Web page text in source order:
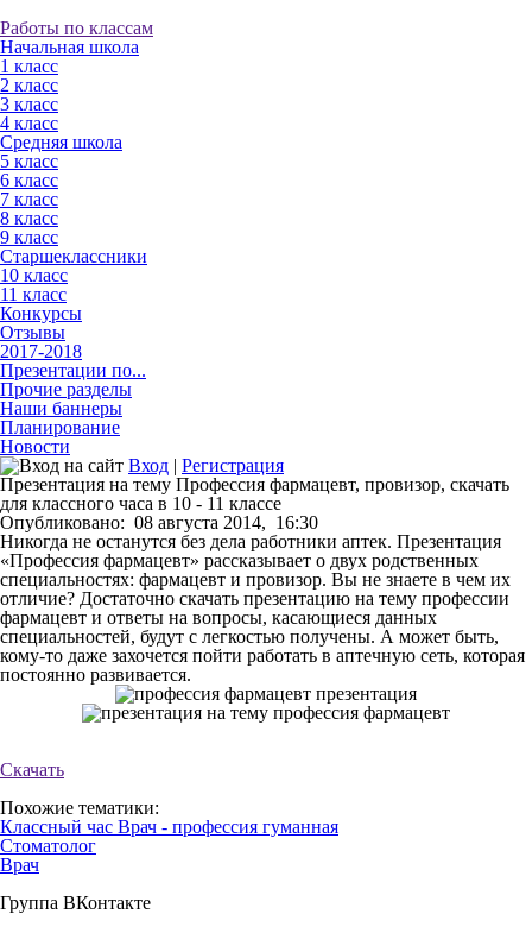
Работы по классам
Начальная школа
1 класс
2 класс
3 класс
4 класс
Средняя школа
5 класс
6 класс
7 класс
8 класс
9 класс
Старшеклассники
10 класс
11 класс
Конкурсы
Отзывы
2017-2018
Презентации по...
Прочие разделы
Наши баннеры
Планирование
Новости
Вход | Регистрация
Презентация на тему Профессия фармацевт, провизор, скачать
для классного часа в 10 - 11 классе
Опубликовано: 08 августа 2014, 16:30
Никогда не останутся без дела работники аптек. Презентация
«Профессия фармацевт» рассказывает о двух родственных
специальностях: фармацевт и провизор. Вы не знаете в чем их
отличие? Достаточно скачать презентацию на тему профессии
фармацевт и ответы на вопросы, касающиеся данных
специальностей, будут с легкостью получены. А может быть,
кому-то даже захочется пойти работать в аптечную сеть, которая
постоянно развивается.
Скачать
Похожие тематики:
Классный час Врач - профессия гуманная
Стоматолог
Врач
Группа ВКонтакте